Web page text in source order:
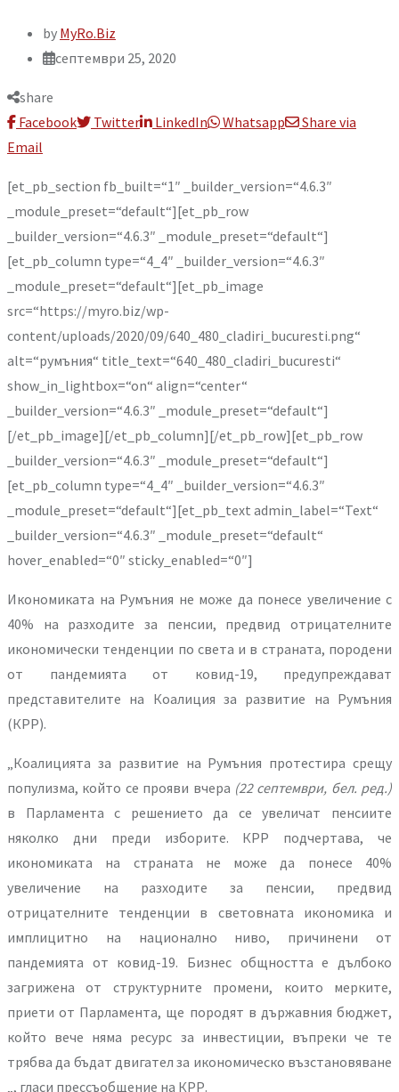
by MyRo.Biz
септември 25, 2020
share
Facebook
Twitter LinkedIn Whatsapp
Share via
Email
[et_pb_section fb_built=“1″ _builder_version=“4.6.3″
_module_preset=“default“][et_pb_row
_builder_version=“4.6.3″ _module_preset=“default“]
[et_pb_column type=“4_4″ _builder_version=“4.6.3″
_module_preset=“default“][et_pb_image
src=“https://myro.biz/wp-
content/uploads/2020/09/640_480_cladiri_bucuresti.png“
alt=“румъния“ title_text=“640_480_cladiri_bucuresti“
show_in_lightbox=“on“ align=“center“
_builder_version=“4.6.3″ _module_preset=“default“]
[/et_pb_image][/et_pb_column][/et_pb_row][et_pb_row
_builder_version=“4.6.3″ _module_preset=“default“]
[et_pb_column type=“4_4″ _builder_version=“4.6.3″
_module_preset=“default“][et_pb_text admin_label=“Text“
_builder_version=“4.6.3″ _module_preset=“default“
hover_enabled=“0″ sticky_enabled=“0″]
Икономиката на Румъния не може да понесе увеличение с
40% на разходите за пенсии, предвид отрицателните
икономически тенденции по света и в страната, породени
от пандемията от ковид-19, предупреждават
представителите на Коалиция за развитие на Румъния
(КРР).
„Коалицията за развитие на Румъния протестира срещу
популизма, който се прояви вчера (22 септември, бел. ред.)
в Парламента с решението да се увеличат пенсиите
няколко дни преди изборите. КРР подчертава, че
икономиката на страната не може да понесе 40%
увеличение на разходите за пенсии, предвид
отрицателните тенденции в световната икономика и
имплицитно на национално ниво, причинени от
пандемията от ковид-19. Бизнес общността е дълбоко
загрижена от структурните промени, които мерките,
приети от Парламента, ще породят в държавния бюджет,
който вече няма ресурс за инвестиции, въпреки че те
трябва да бъдат двигател за икономическо възстановяване
„, гласи прессъобщение на КРР.